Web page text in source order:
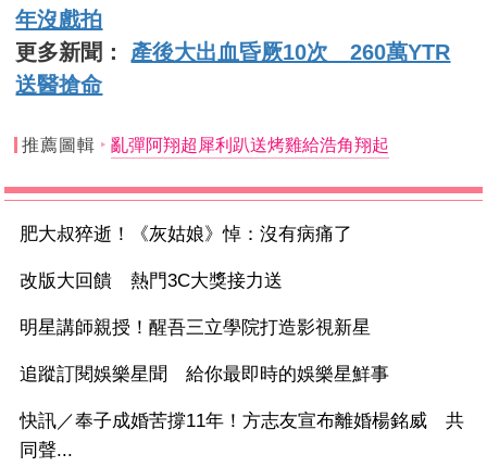
年沒戲拍
更多新聞： 產後大出血昏厥10次 260萬YTR
送醫搶命
推薦圖輯 亂彈阿翔超犀利趴送烤雞給浩角翔起
肥大叔猝逝！《灰姑娘》悼：沒有病痛了
改版大回饋 熱門3C大獎接力送
明星講師親授！醒吾三立學院打造影視新星
追蹤訂閱娛樂星聞 給你最即時的娛樂星鮮事
快訊／奉子成婚苦撐11年！方志友宣布離婚楊銘威 共
同聲...